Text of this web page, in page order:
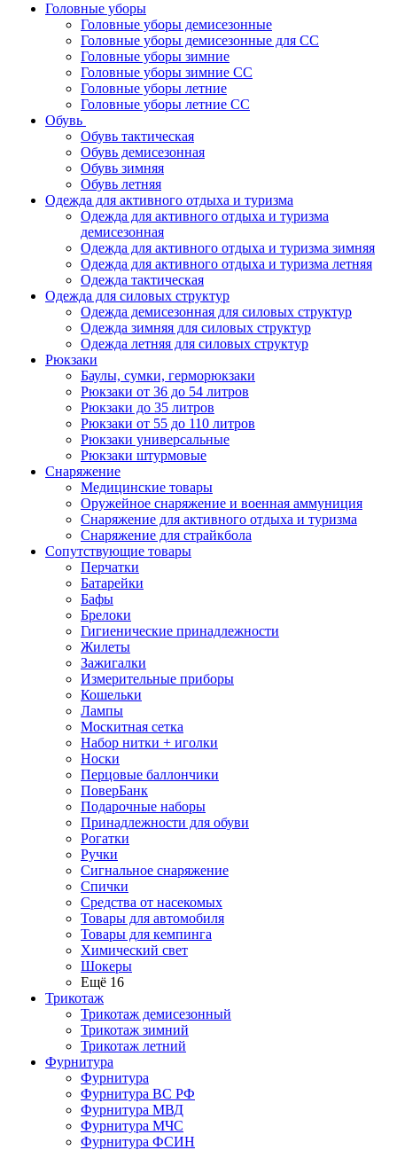
Головные уборы
Головные уборы демисезонные
Головные уборы демисезонные для СС
Головные уборы зимние
Головные уборы зимние СС
Головные уборы летние
Головные уборы летние СС
Обувь
Обувь тактическая
Обувь демисезонная
Обувь зимняя
Обувь летняя
Одежда для активного отдыха и туризма
Одежда для активного отдыха и туризма
демисезонная
Одежда для активного отдыха и туризма зимняя
Одежда для активного отдыха и туризма летняя
Одежда тактическая
Одежда для силовых структур
Одежда демисезонная для силовых структур
Одежда зимняя для силовых структур
Одежда летняя для силовых структур
Рюкзаки
Баулы, сумки, герморюкзаки
Рюкзаки от 36 до 54 литров
Рюкзаки до 35 литров
Рюкзаки от 55 до 110 литров
Рюкзаки универсальные
Рюкзаки штурмовые
Снаряжение
Медицинские товары
Оружейное снаряжение и военная аммуниция
Снаряжение для активного отдыха и туризма
Снаряжение для страйкбола
Сопутствующие товары
Перчатки
Батарейки
Бафы
Брелоки
Гигиенические принадлежности
Жилеты
Зажигалки
Измерительные приборы
Кошельки
Лампы
Москитная сетка
Набор нитки + иголки
Носки
Перцовые баллончики
ПоверБанк
Подарочные наборы
Принадлежности для обуви
Рогатки
Ручки
Сигнальное снаряжение
Спички
Средства от насекомых
Товары для автомобиля
Товары для кемпинга
Химический свет
Шокеры
Ещё 16
Трикотаж
Трикотаж демисезонный
Трикотаж зимний
Трикотаж летний
Фурнитура
Фурнитура
Фурнитура ВС РФ
Фурнитура МВД
Фурнитура МЧС
Фурнитура ФСИН